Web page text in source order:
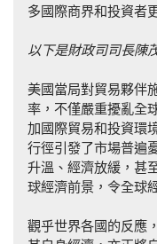
多國際商界和投資者
以下是財政司司長陳
美國當局對貿易夥伴
率，不僅嚴重擾亂全
加國際貿易和投資環
行徑引發了市場普遍
升溫、經濟放緩，甚
球經濟前景，令全球
觀乎世界各國的反應